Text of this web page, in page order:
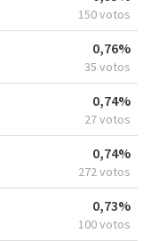
150 votos
0,76%
35 votos
0,74%
27 votos
0,74%
272 votos
0,73%
100 votos